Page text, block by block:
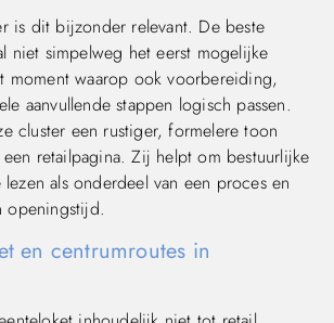
is dit bijzonder relevant. De beste
niet simpelweg het eerst mogelijke
moment waarop ook voorbereiding,
aanvullende stappen logisch passen.
cluster een rustiger, formelere toon
retailpagina. Zij helpt om bestuurlijke
als onderdeel van een proces en
openingstijd.
en centrumroutes in